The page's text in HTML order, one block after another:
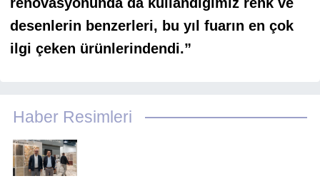
desenlerin benzerleri, bu yıl fuarın en çok
ilgi çeken ürünlerindendi.”
Haber Resimleri